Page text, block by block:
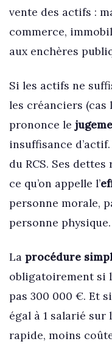
vente des actifs :
commerce,
aux enchères
Si les actifs ne
les créanciers
prononce le
insuffisance
du RCS. Ses
ce qu’on appelle l’
personne morale,
personne physique.
La procédure
obligatoirement si
pas 300 000 €. Et
égal à 1 salarié sur
rapide, moins